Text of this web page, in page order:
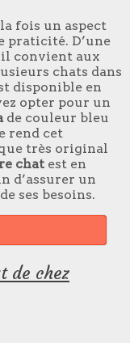
fois un aspect
praticité. D’une
il convient aux
chats dans
disponible en
opter pour un
de couleur bleu
rend cet
très original
chat est en
d’assurer un
ses besoins.
de chez